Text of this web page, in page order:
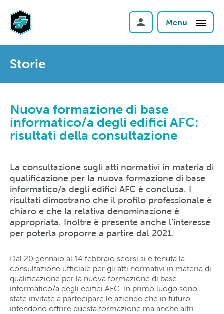
Menu
Storie
Nuova formazione di base
informatico/a degli edifici AFC:
risultati della consultazione
La consultazione sugli atti normativi in materia di
qualificazione per la nuova formazione di base
informatico/a degli edifici AFC è conclusa. I
risultati dimostrano che il profilo professionale è
chiaro e che la relativa denominazione è
appropriata. Inoltre è presente anche l’interesse
per poterla proporre a partire dal 2021.
Dal 20 gennaio al 14 febbraio scorsi si è tenuta la
consultazione ufficiale per gli atti normativi in materia di
qualificazione per la nuova formazione di base
informatico/a degli edifici AFC. In primo luogo sono
state invitate a partecipare le aziende che in futuro
intendono offrire questa formazione ma anche altri